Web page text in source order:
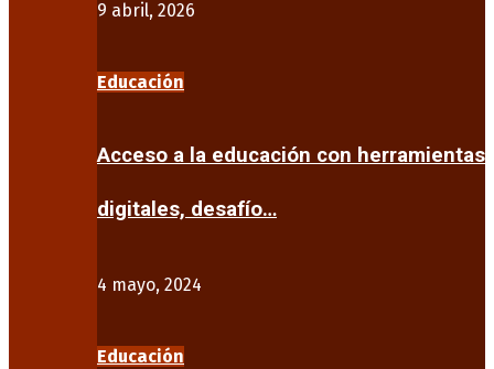
9 abril, 2026
Educación
Acceso a la educación con herramientas
digitales, desafío…
4 mayo, 2024
Educación